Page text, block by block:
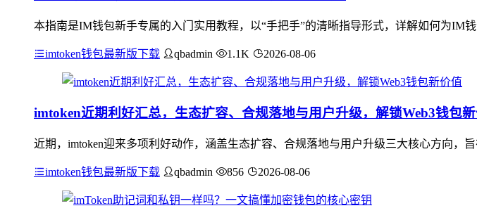
本指南是IM钱包新手专属的入门实用教程，以“手把手”的清晰指导形式，详解如何为
imtoken钱包最新版下载 qbadmin 1.1K 2026-08-06
imtoken近期利好汇总，生态扩容、合规落地与用户升级，解锁Web3钱包
近期，imtoken迎来多项利好动作，涵盖生态扩容、合规落地与用户升级三大核心方向，
imtoken钱包最新版下载 qbadmin 856 2026-08-06